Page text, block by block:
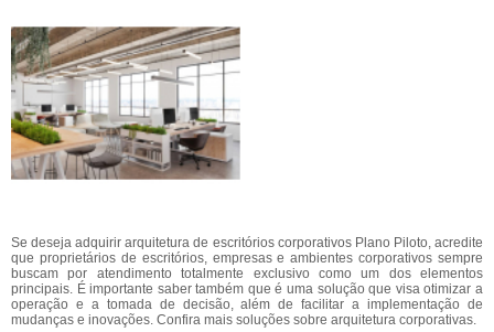
Se deseja adquirir arquitetura de escritórios corporativos Plano Piloto, acredite
que proprietários de escritórios, empresas e ambientes corporativos sempre
buscam por atendimento totalmente exclusivo como um dos elementos
principais. É importante saber também que é uma solução que visa otimizar a
operação e a tomada de decisão, além de facilitar a implementação de
mudanças e inovações. Confira mais soluções sobre arquitetura corporativas.